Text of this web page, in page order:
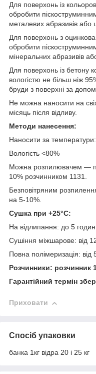
Для поверхонь із
обробити
металевих абразивів або
Для поверхонь з
обробити
мінеральних абразивів
Для поверхонь із бетону
вологістю не більш ніж
бруди з поверхні за
Не можна наносити на
місяць після відливу.
Методи нанесення:
Наносити за
Вологість <80%
Можна розпилювачем —
10% розчинником 1131.
Безповітряним
на 5-10%.
Сушка при +25°C:
На відлипання: до 5
Сушіння міжшарове: від
Повна полімеризація: від
Розчинники: розчинник
Гарантійний термін
Приховати
Спосіб упаковки
банка 1кг відра 20 і 25 кг